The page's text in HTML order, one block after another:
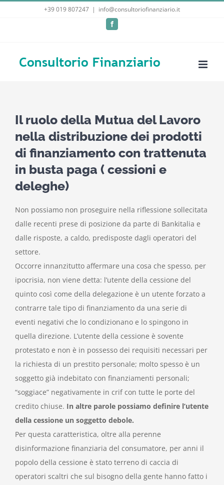
+39 019 807247 | info@consultoriofinanziario.it
Facebook
Il ruolo della Mutua del Lavoro
nella distribuzione dei prodotti
di finanziamento con trattenuta
in busta paga ( cessioni e
deleghe)
Non possiamo non proseguire nella riflessione sollecitata
dalle recenti prese di posizione da parte di Bankitalia e
dalle risposte, a caldo, predisposte dagli operatori del
settore.
Occorre innanzitutto affermare una cosa che spesso, per
ipocrisia, non viene detta: l’utente della cessione del
quinto così come della delegazione è un utente forzato a
contrarre tale tipo di finanziamento da una serie di
eventi negativi che lo condizionano e lo spingono in
quella direzione. L’utente della cessione è sovente
protestato e non è in possesso dei requisiti necessari per
la richiesta di un prestito personale; molto spesso è un
soggetto già indebitato con finanziamenti personali;
“soggiace” negativamente in crif con tutte le porte del
credito chiuse. In altre parole possiamo definire l’utente
della cessione un soggetto debole.
Per questa caratteristica, oltre alla perenne
disinformazione finanziaria del consumatore, per anni il
popolo della cessione è stato terreno di caccia di
operatori scaltri che sul bisogno della gente hanno fatto i